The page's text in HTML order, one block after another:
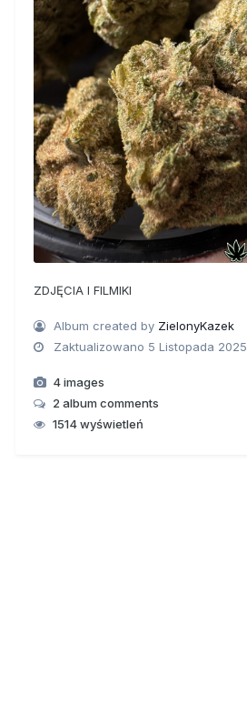
ZDJĘCIA I FILMIKI
Album created by ZielonyKazek
Zaktualizowano 5 Listopada 2025
4 images
2 album comments
1514 wyświetleń